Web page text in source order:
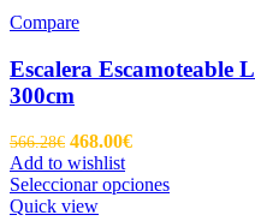
Compare
Escalera Escamoteable
300cm
566.28€ 468.00€
Add to wishlist
Seleccionar opciones
Quick view